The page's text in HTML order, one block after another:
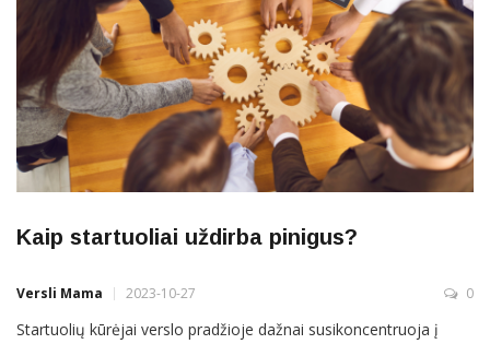
Kaip startuoliai uždirba pinigus?
Versli Mama 2023-10-27 0
Startuolių kūrėjai verslo pradžioje dažnai susikoncentruoja į